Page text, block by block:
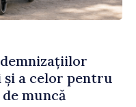
a celor pentru
muncă